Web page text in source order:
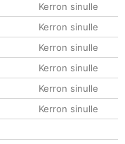
Kerron sinulle
Kerron sinulle
Kerron sinulle
Kerron sinulle
Kerron sinulle
Kerron sinulle